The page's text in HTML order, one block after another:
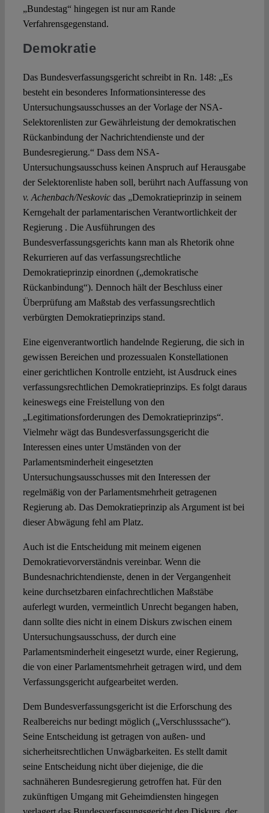
„Bundestag“ hingegen ist nur am Rande
Verfahrensgegenstand.
Demokratie
Das Bundesverfassungsgericht schreibt in Rn. 148: „Es
besteht ein besonderes Informationsinteresse des
Untersuchungsausschusses an der Vorlage der NSA-
Selektorenlisten zur Gewährleistung der demokratischen
Rückanbindung der Nachrichtendienste und der
Bundesregierung.“ Dass dem NSA-
Untersuchungsausschuss keinen Anspruch auf Herausgabe
der Selektorenliste haben soll, berührt nach Auffassung von
v. Achenbach/Neskovicdas „Demokratieprinzip in seinem
Kerngehalt der parlamentarischen Verantwortlichkeit der
Regierung . Die Ausführungen des
Bundesverfassungsgerichts kann man als Rhetorik ohne
Rekurrieren auf das verfassungsrechtliche
Demokratieprinzip einordnen („demokratische
Rückanbindung“). Dennoch hält der Beschluss einer
Überprüfung am Maßstab des verfassungsrechtlich
verbürgten Demokratieprinzips stand.
Eine eigenverantwortlich handelnde Regierung, die sich in
gewissen Bereichen und prozessualen Konstellationen
einer gerichtlichen Kontrolle entzieht, ist Ausdruck eines
verfassungsrechtlichen Demokratieprinzips. Es folgt daraus
keineswegs eine Freistellung von den
„Legitimationsforderungen des Demokratieprinzips“.
Vielmehr wägt das Bundesverfassungsgericht die
Interessen eines unter Umständen von der
Parlamentsminderheit eingesetzten
Untersuchungsausschusses mit den Interessen der
regelmäßig von der Parlamentsmehrheit getragenen
Regierung ab. Das Demokratieprinzip als Argument ist bei
dieser Abwägung fehl am Platz.
Auch ist die Entscheidung mit meinem eigenen
Demokratievorverständnis vereinbar. Wenn die
Bundesnachrichtendienste, denen in der Vergangenheit
keine durchsetzbaren einfachrechtlichen Maßstäbe
auferlegt wurden, vermeintlich Unrecht begangen haben,
dann sollte dies nicht in einem Diskurs zwischen einem
Untersuchungsausschuss, der durch eine
Parlamentsminderheit eingesetzt wurde, einer Regierung,
die von einer Parlamentsmehrheit getragen wird, und dem
Verfassungsgericht aufgearbeitet werden.
Dem Bundesverfassungsgericht ist die Erforschung des
Realbereichs nur bedingt möglich („Verschlusssache“).
Seine Entscheidung ist getragen von außen- und
sicherheitsrechtlichen Unwägbarkeiten. Es stellt damit
seine Entscheidung nicht über diejenige, die die
sachnäheren Bundesregierung getroffen hat. Für den
zukünftigen Umgang mit Geheimdiensten hingegen